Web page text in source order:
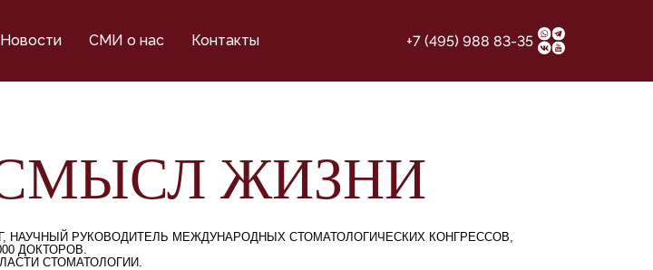
Новости СМИ о нас Контакты +7 (495) 988 83-35
ЖИЗНИ
НАУЧНЫЙ РУКОВОДИТЕЛЬ МЕЖДУНАРОДНЫХ СТОМАТОЛОГИЧЕСКИХ КОНГРЕССОВ,
ДОКТОРОВ.
СТОМАТОЛОГИИ.